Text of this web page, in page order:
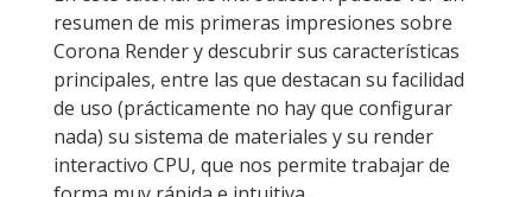
resumen de mis primeras impresiones sobre
Corona Render y descubrir sus características
principales, entre las que destacan su facilidad
de uso (prácticamente no hay que configurar
nada) su sistema de materiales y su render
interactivo CPU, que nos permite trabajar de